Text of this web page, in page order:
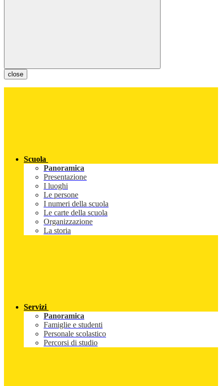
close
Scuola
Panoramica
Presentazione
I luoghi
Le persone
I numeri della scuola
Le carte della scuola
Organizzazione
La storia
Servizi
Panoramica
Famiglie e studenti
Personale scolastico
Percorsi di studio